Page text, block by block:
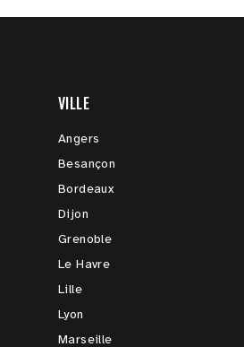
VILLE
Angers
Besançon
Bordeaux
Dijon
Grenoble
Le Havre
Lille
Lyon
Marseille